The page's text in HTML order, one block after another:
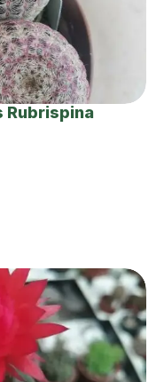
Rubrispina